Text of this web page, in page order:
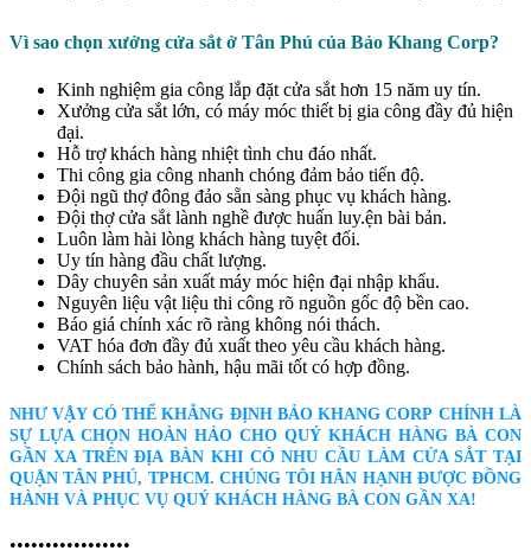
Vì sao chọn xưởng cửa sắt ở Tân Phú của Bảo Khang Corp?
Kinh nghiệm gia công lắp đặt cửa sắt hơn 15 năm uy tín.
Xưởng cửa sắt lớn, có máy móc thiết bị gia công đầy đủ hiện
đại.
Hỗ trợ khách hàng nhiệt tình chu đáo nhất.
Thi công gia công nhanh chóng đảm bảo tiến độ.
Đội ngũ thợ đông đảo sẵn sàng phục vụ khách hàng.
Đội thợ cửa sắt lành nghề được huấn luy.ện bài bản.
Luôn làm hài lòng khách hàng tuyệt đối.
Uy tín hàng đầu chất lượng.
Dây chuyên sản xuất máy móc hiện đại nhập khẩu.
Nguyên liệu vật liệu thi công rõ nguồn gốc độ bền cao.
Báo giá chính xác rõ ràng không nói thách.
VAT hóa đơn đầy đủ xuất theo yêu cầu khách hàng.
Chính sách bảo hành, hậu mãi tốt có hợp đồng.
NHƯ VẬY CÓ THỂ KHẲNG ĐỊNH BẢO KHANG CORP CHÍNH LÀ
SỰ LỰA CHỌN HOÀN HẢO CHO QUÝ KHÁCH HÀNG BÀ CON
GẦN XA TRÊN ĐỊA BÀN KHI CÓ NHU CẦU LÀM CỬA SẮT TẠI
QUẬN TÂN PHÚ, TPHCM. CHÚNG TÔI HÂN HẠNH ĐƯỢC ĐỒNG
HÀNH VÀ PHỤC VỤ QUÝ KHÁCH HÀNG BÀ CON GẦN XA!
•••••••••••••••••